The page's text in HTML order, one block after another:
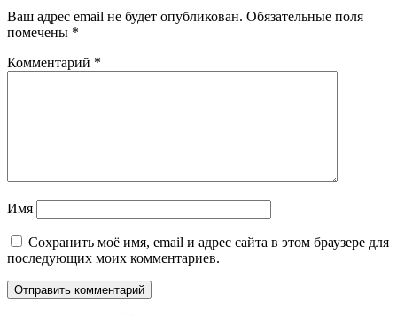
Ваш адрес email не будет опубликован. Обязательные поля
помечены *
Комментарий *
Имя
Сохранить моё имя, email и адрес сайта в этом браузере для
последующих моих комментариев.